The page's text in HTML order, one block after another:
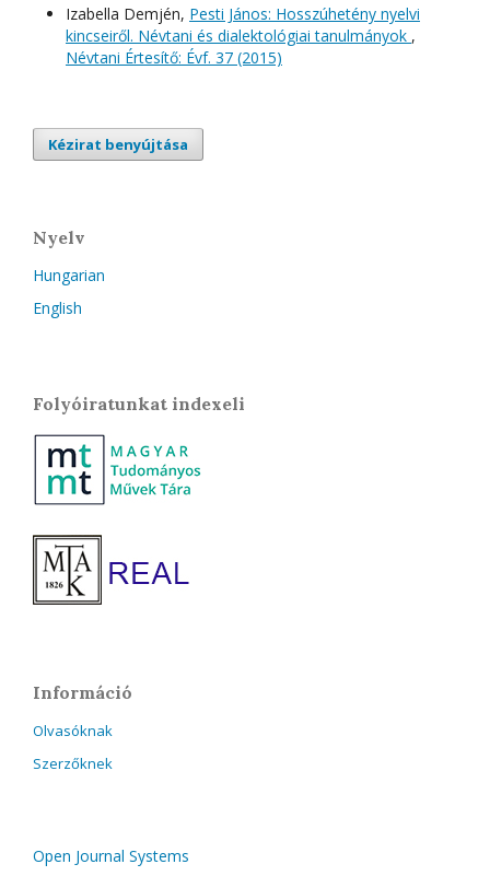
Izabella Demjén, Pesti János: Hosszúhetény nyelvi
kincseiről. Névtani és dialektológiai tanulmányok ,
Névtani Értesítő: Évf. 37 (2015)
Kézirat benyújtása
Nyelv
Hungarian
English
Folyóiratunkat indexeli
Információ
Olvasóknak
Szerzőknek
Open Journal Systems